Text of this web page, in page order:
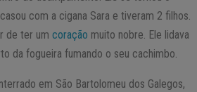
com a cigana Sara e tiveram 2 filhos.
de ter umcoração muito nobre. Ele lidava
da fogueira fumando o seu cachimbo.
em São Bartolomeu dos Galegos,